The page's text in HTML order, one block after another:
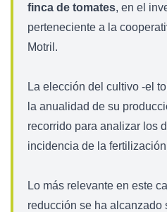
finca de tomates, en el
perteneciente a la
Motril.
La elección del cultivo -el
la anualidad de su
recorrido para analizar los
incidencia de la
Lo más relevante en este
reducción se ha alcanzado